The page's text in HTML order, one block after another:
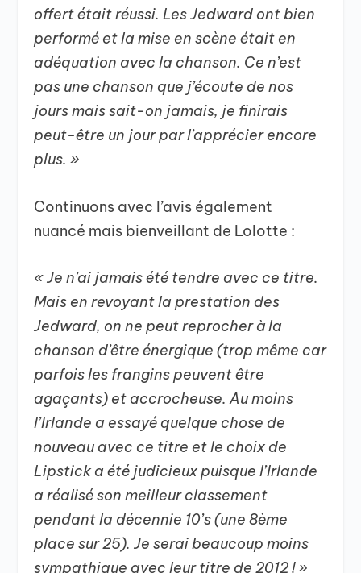
offert était réussi. Les Jedward ont bien
performé et la mise en scène était en
adéquation avec la chanson. Ce n’est
pas une chanson que j’écoute de nos
jours mais sait-on jamais, je finirais
peut-être un jour par l’apprécier encore
plus. »
Continuons avec l’avis également
nuancé mais bienveillant de Lolotte :
« Je n’ai jamais été tendre avec ce titre.
Mais en revoyant la prestation des
Jedward, on ne peut reprocher à la
chanson d’être énergique (trop même car
parfois les frangins peuvent être
agaçants) et accrocheuse. Au moins
l’Irlande a essayé quelque chose de
nouveau avec ce titre et le choix de
Lipstick a été judicieux puisque l’Irlande
a réalisé son meilleur classement
pendant la décennie 10’s (une 8ème
place sur 25). Je serai beaucoup moins
sympathique avec leur titre de 2012 ! »